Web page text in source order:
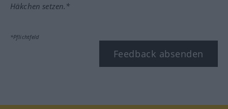
Häkchen setzen.*
*Pflichtfeld
Feedback absenden